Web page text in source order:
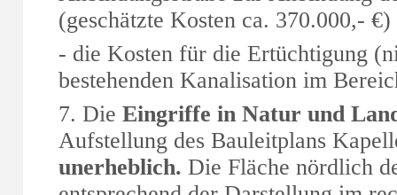
(geschätzte Kosten ca. 370.000,- €)
- die Kosten für die Ertüchtigung
bestehenden Kanalisation im
7. Die Eingriffe in Natur und
Aufstellung des Bauleitplans
unerheblich. Die Fläche nördlich